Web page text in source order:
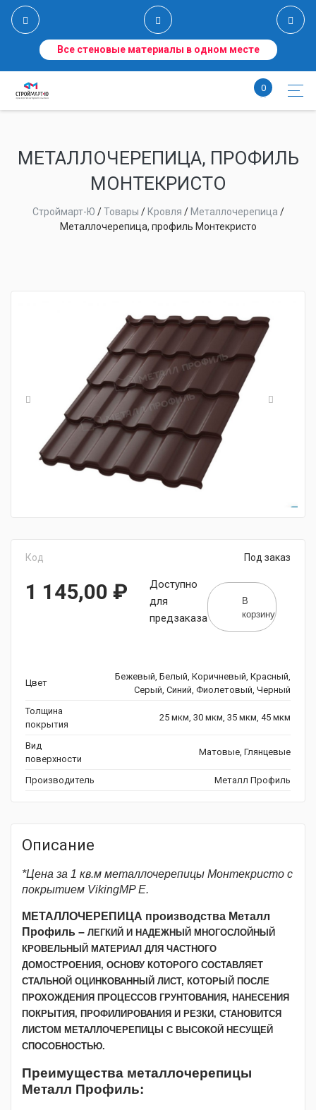
Все стеновые материалы в одном месте
0
МЕТАЛЛОЧЕРЕПИЦА, ПРОФИЛЬ
МОНТЕКРИСТО
Строймарт-Ю /Товары / Кровля / Металлочерепица /
Металлочерепица, профиль Монтекристо
Код Под заказ
1 145,00 ₽
Доступно
для
предзаказа
В
корзину
Цвет
Бежевый, Белый, Коричневый, Красный,
Серый, Синий, Фиолетовый, Черный
Толщина
покрытия
25 мкм, 30 мкм, 35 мкм, 45 мкм
Вид
поверхности
Матовые, Глянцевые
Производитель Металл Профиль
Описание
*Цена за 1 кв.м металлочерепицы Монтекристо с
покрытием VikingMP E.
МЕТАЛЛОЧЕРЕПИЦА производства Металл
Профиль – ЛЕГКИЙ И НАДЕЖНЫЙ МНОГОСЛОЙНЫЙ
КРОВЕЛЬНЫЙ МАТЕРИАЛ ДЛЯ ЧАСТНОГО
ДОМОСТРОЕНИЯ, ОСНОВУ КОТОРОГО СОСТАВЛЯЕТ
СТАЛЬНОЙ ОЦИНКОВАННЫЙ ЛИСТ, КОТОРЫЙ ПОСЛЕ
ПРОХОЖДЕНИЯ ПРОЦЕССОВ ГРУНТОВАНИЯ, НАНЕСЕНИЯ
ПОКРЫТИЯ, ПРОФИЛИРОВАНИЯ И РЕЗКИ, СТАНОВИТСЯ
ЛИСТОМ МЕТАЛЛОЧЕРЕПИЦЫ С ВЫСОКОЙ НЕСУЩЕЙ
СПОСОБНОСТЬЮ.
Преимущества металлочерепицы
Металл Профиль: